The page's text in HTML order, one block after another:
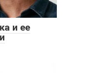
и ее